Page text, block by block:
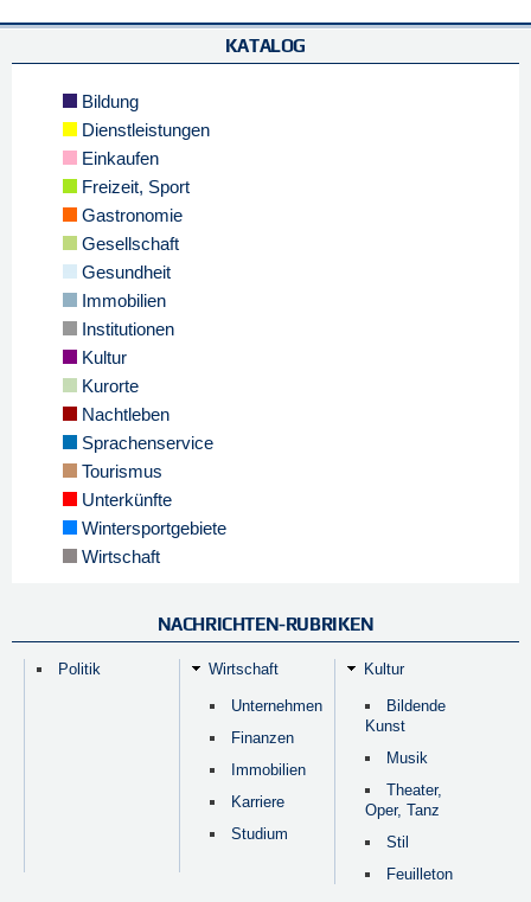
KATALOG
Bildung
Dienstleistungen
Einkaufen
Freizeit, Sport
Gastronomie
Gesellschaft
Gesundheit
Immobilien
Institutionen
Kultur
Kurorte
Nachtleben
Sprachenservice
Tourismus
Unterkünfte
Wintersportgebiete
Wirtschaft
NACHRICHTEN-RUBRIKEN
Politik Wirtschaft
Unternehmen
Finanzen
Immobilien
Karriere
Studium
Kultur
Bildende
Kunst
Musik
Theater,
Oper, Tanz
Stil
Feuilleton